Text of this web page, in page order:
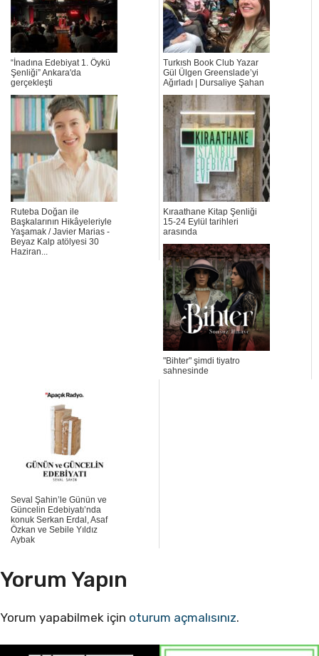
“İnadına Edebiyat 1. Öykü
Şenliği” Ankara'da
gerçekleşti
Turkısh Book Club Yazar
Gül Ülgen Greenslade’yi
Ağırladı | Dursaliye Şahan
Ruteba Doğan ile
Başkalarının Hikâyeleriyle
Yaşamak / Javier Marias -
Beyaz Kalp atölyesi 30
Haziran...
Kıraathane Kitap Şenliği
15-24 Eylül tarihleri
arasında
"Bihter" şimdi tiyatro
sahnesinde
Seval Şahin’le Günün ve
Güncelin Edebiyatı’nda
konuk Serkan Erdal, Asaf
Özkan ve Sebile Yıldız
Aybak
Yorum Yapın
Yorum yapabilmek için oturum açmalısınız.